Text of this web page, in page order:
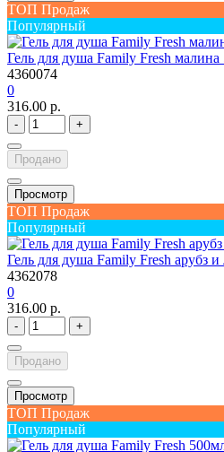
ТОП Продаж
Популярный
Гель для душа Family Fresh малина
4360074
0
316.00 р.
- +
Продано
Просмотр
ТОП Продаж
Популярный
Гель для душа Family Fresh арубз
4362078
0
316.00 р.
- +
Продано
Просмотр
ТОП Продаж
Популярный